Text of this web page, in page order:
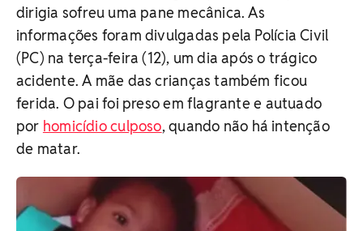
dirigia sofreu uma pane mecânica. As
informações foram divulgadas pela Polícia Civil
(PC) na terça-feira (12), um dia após o trágico
acidente. A mãe das crianças também ficou
ferida. O pai foi preso em flagrante e autuado
por homicídio culposo, quando não há intenção
de matar.